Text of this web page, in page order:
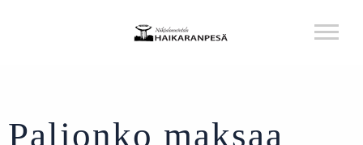
Paljonko maksaa